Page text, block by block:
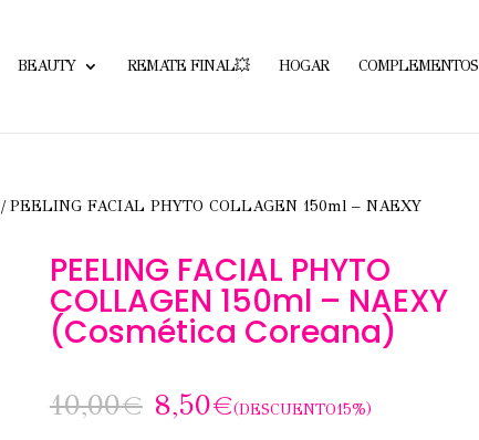
BEAUTY REMATE FINAL💥 HOGAR COMPLEMENTOS
/ PEELING FACIAL PHYTO COLLAGEN 150ml – NAEXY
PEELING FACIAL PHYTO
COLLAGEN 150ml – NAEXY
(Cosmética Coreana)
10,00€ 8,50€(DESCUENTO15%)